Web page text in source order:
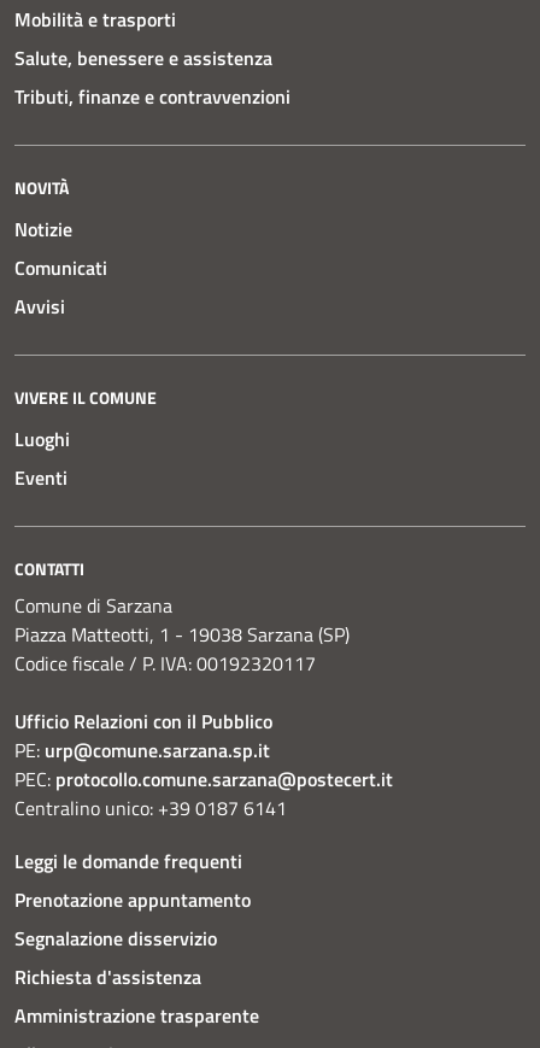
Mobilità e trasporti
Salute, benessere e assistenza
Tributi, finanze e contravvenzioni
NOVITÀ
Notizie
Comunicati
Avvisi
VIVERE IL COMUNE
Luoghi
Eventi
CONTATTI
Comune di Sarzana
Piazza Matteotti, 1 - 19038 Sarzana (SP)
Codice fiscale / P. IVA: 00192320117
Ufficio Relazioni con il Pubblico
PE: urp@comune.sarzana.sp.it
PEC: protocollo.comune.sarzana@postecert.it
Centralino unico: +39 0187 6141
Leggi le domande frequenti
Prenotazione appuntamento
Segnalazione disservizio
Richiesta d'assistenza
Amministrazione trasparente